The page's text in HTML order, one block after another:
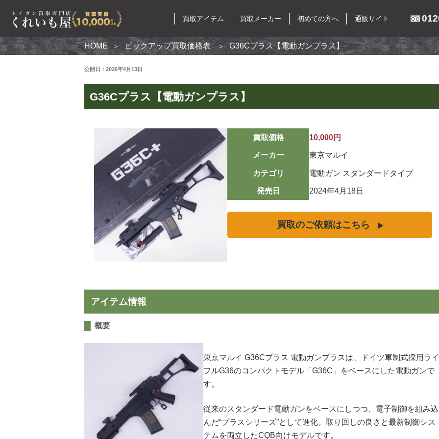
買取アイテム 買取メーカー 初めての方へ 通販サイト
電動ガン
エアコッキングガン
モデルガン
無可動実銃
カスタムパーツ
ミリタリーグッズ
ナイフ
アウトドア用品
MGC
ホビーフィックス
HOME ピックアップ買取価格表 G36Cプラス【電動ガンプラス】
公開日：2026年4月13日
G36Cプラス【電動ガンプラス】
買取価格 10,000円
メーカー 東京マルイ
カテゴリ 電動ガン スタンダードタイプ
発売日 2024年4月18日
買取のご依頼はこちら
アイテム情報
概要
東京マルイ G36Cプラス 電動ガンプラスは、ドイツ軍制式採用ライ
フルG36のコンパクトモデル「G36C」をベースにした電動ガンで
す。
従来のスタンダード電動ガンをベースにしつつ、電子制御を組み込
んだ“プラスシリーズ”として進化。取り回しの良さと最新制御シス
テムを両立したCQB向けモデルです。